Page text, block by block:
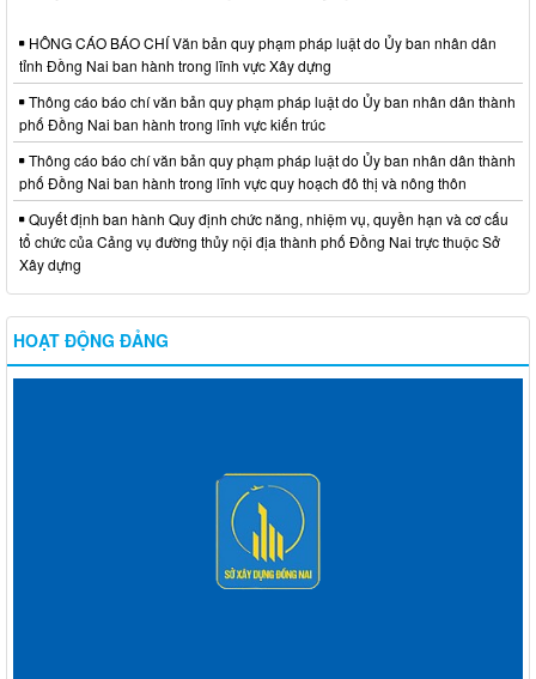
HÔNG CÁO BÁO CHÍ Văn bản quy phạm pháp luật do Ủy ban nhân dân
tỉnh Đồng Nai ban hành trong lĩnh vực Xây dựng
Thông cáo báo chí văn bản quy phạm pháp luật do Ủy ban nhân dân thành
phố Đồng Nai ban hành trong lĩnh vực kiến trúc
Thông cáo báo chí văn bản quy phạm pháp luật do Ủy ban nhân dân thành
phố Đồng Nai ban hành trong lĩnh vực quy hoạch đô thị và nông thôn
Quyết định ban hành Quy định chức năng, nhiệm vụ, quyền hạn và cơ cấu
tổ chức của Cảng vụ đường thủy nội địa thành phố Đồng Nai trực thuộc Sở
Xây dựng
HOẠT ĐỘNG ĐẢNG